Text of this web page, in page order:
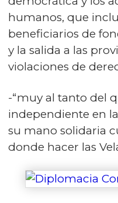
humanos, que
beneficiarios de
y la salida a las
violaciones de
-“muy al tanto del
independiente en
su mano solidaria
donde hacer las